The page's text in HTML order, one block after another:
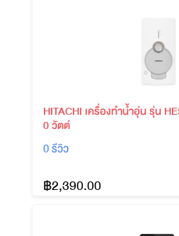
HITACHI เครื่องทำน้ำอุ่น รุ่น
0 วัตต์
0 รีวิว
฿2,390.00